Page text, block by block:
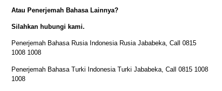
Atau Penerjemah Bahasa Lainnya?
Silahkan hubungi kami.
Penerjemah Bahasa Rusia Indonesia Rusia Jababeka, Call 0815
1008 1008
Penerjemah Bahasa Turki Indonesia Turki Jababeka, Call 0815 1008
1008